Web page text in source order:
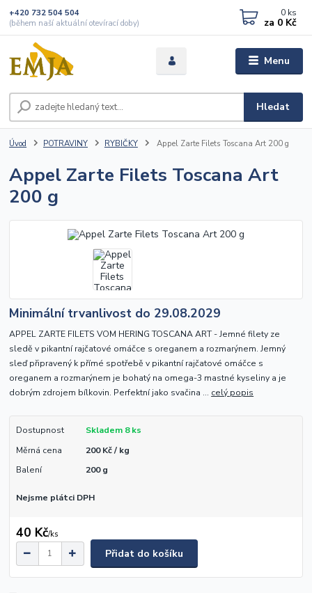
Menu
Hledat
+420 732 504 504
(během naší aktuální otevírací doby)
0 ks
za 0 Kč
Úvod POTRAVINY RYBIČKY Appel Zarte Filets Toscana Art 200 g
Appel Zarte Filets Toscana Art
200 g
Minimální trvanlivost do 29.08.2029
APPEL ZARTE FILETS VOM HERING TOSCANA ART - Jemné filety ze
sledě v pikantní rajčatové omáčce s oreganem a rozmarýnem. Jemný
sleď připravený k přímé spotřebě v pikantní rajčatové omáčce s
oreganem a rozmarýnem je bohatý na omega-3 mastné kyseliny a je
dobrým zdrojem bílkovin. Perfektní jako svačina ... celý popis
Dostupnost
Skladem 8 ks
Měrná cena
200 Kč / kg
Balení
200 g
Nejsme plátci DPH
40 Kč/ks
Přidat do košíku